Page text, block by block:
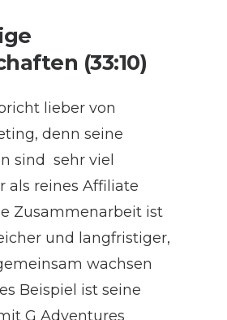
(33:10)
lieber von
denn seine
sind sehr viel
als reines Affiliate
Zusammenarbeit ist
und langfristiger,
wachsen
Beispiel ist seine
G Adventures